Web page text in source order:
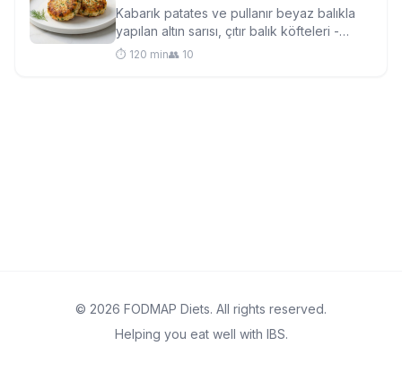
Kabarık patates ve pullanır beyaz balıkla
yapılan altın sarısı, çıtır balık köfteleri -
hassas mideler için nazik ve hafta içi akşam
⏱️ 120 min👥 10
© 2026 FODMAP Diets. All rights reserved.
Helping you eat well with IBS.